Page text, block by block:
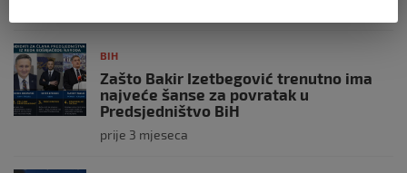
BIH
Zašto Bakir Izetbegović trenutno ima
najveće šanse za povratak u
Predsjedništvo BiH
prije 3 mjeseca